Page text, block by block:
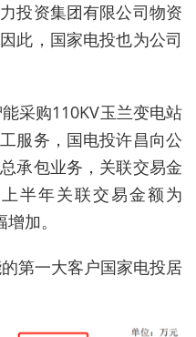
投资集团有限公司物资
此，国家电投也为公司
采购110KV玉兰变电站
服务，国电投许昌向公
承包业务，关联交易金
半年关联交易金额为
加。
第一大客户国家电投居